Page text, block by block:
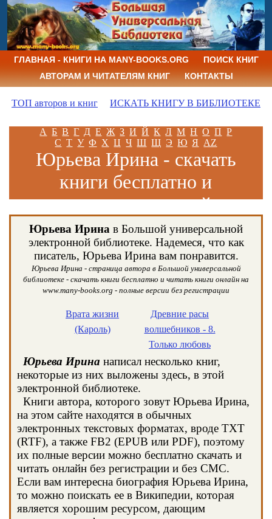
ГЛАВНАЯ - КНИГИ НА MANY-BOOKS.ORG
ПОИСК КНИГ
АВТОРАМ И ЧИТАТЕЛЯМ КНИГ
КОНТАКТЫ
ТОП авторов и книг ИСКАТЬ КНИГУ В БИБЛИОТЕКЕ
А Б В Г Д Е Ж З И Й К Л М Н О П Р
С Т У Ф Х Ц Ч Ш Щ Э Ю Я AZ
Юрьева Ирина - скачать
книги бесплатно и
читать книги онлайн
Юрьева Ирина в Большой универсальной
электронной библиотеке. Надемеся, что как
писатель, Юрьева Ирина вам понравится.
Юрьева Ирина - страница автора в Большой универсальной
библиотеке - скачать книги бесплатно и читать книги онлайн на
www.many-books.org - полные версии без регистрации
Врата жизни
(Кароль)
Древние расы
волшебников - 8.
Только любовь
Юрьева Ирина написал несколько книг,
некоторые из них выложены здесь, в этой
электронной библиотеке.
Книги автора, которого зовут Юрьева Ирина,
на этом сайте находятся в обычных
электронных текстовых форматах, вроде TXT
(RTF), а также FB2 (EPUB или PDF), поэтому
их полные версии можно бесплатно скачать и
читать онлайн без регистрации и без СМС.
Если вам интересна биография Юрьева Ирина,
то можно поискать ее в Википедии, которая
является хорошим ресурсом, дающим